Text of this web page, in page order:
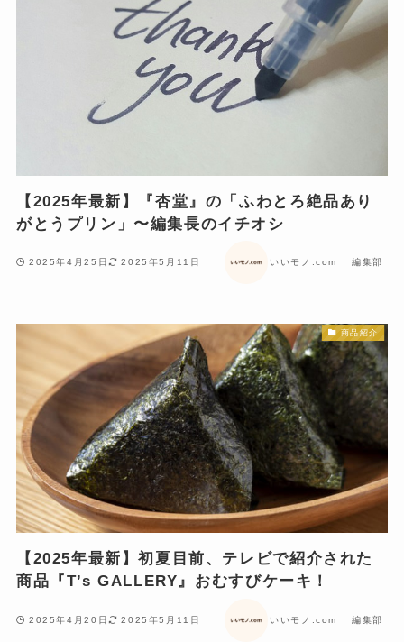
【2025年最新】『杏堂』の「ふわとろ絶品あり
がとうプリン」〜編集長のイチオシ
2025年4月25日 2025年5月11日 いいモノ.com 編集部
商品紹介
【2025年最新】初夏目前、テレビで紹介された
商品『T’s GALLERY』おむすびケーキ！
2025年4月20日 2025年5月11日 いいモノ.com 編集部